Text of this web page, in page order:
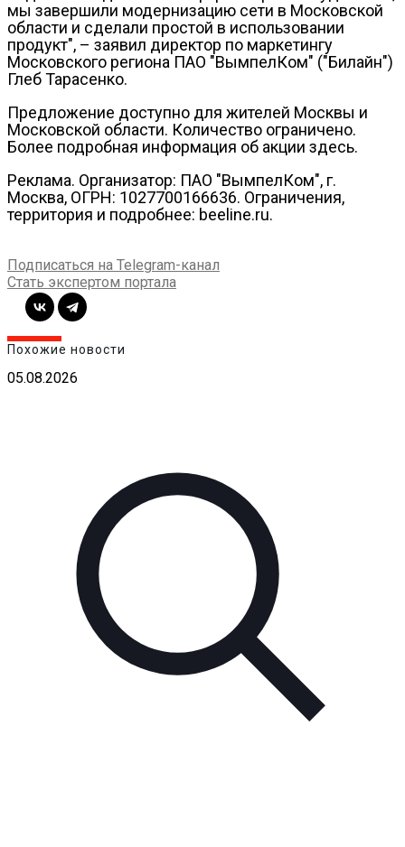
мы завершили модернизацию сети в Московской
области и сделали простой в использовании
продукт", – заявил директор по маркетингу
Московского региона ПАО "ВымпелКом" ("Билайн")
Глеб Тарасенко.
Предложение доступно для жителей Москвы и
Московской области. Количество ограничено.
Более подробная информация об акции здесь.
Реклама. Организатор: ПАО "ВымпелКом", г.
Москва, ОГРН: 1027700166636. Ограничения,
территория и подробнее: beeline.ru.
Подписаться на Telegram-канал
Стать экспертом портала
Похожие новости
05.08.2026